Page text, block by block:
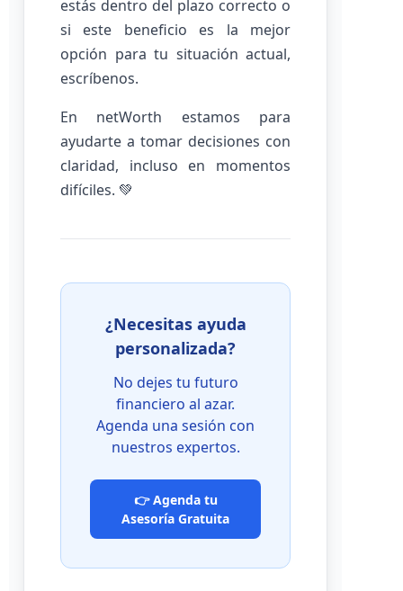
estás dentro del plazo correcto o
si este beneficio es la mejor
opción para tu situación actual,
escríbenos.
En netWorth estamos para
ayudarte a tomar decisiones con
claridad, incluso en momentos
difíciles. 💚
¿Necesitas ayuda
personalizada?
No dejes tu futuro
financiero al azar.
Agenda una sesión con
nuestros expertos.
👉 Agenda tu
Asesoría Gratuita